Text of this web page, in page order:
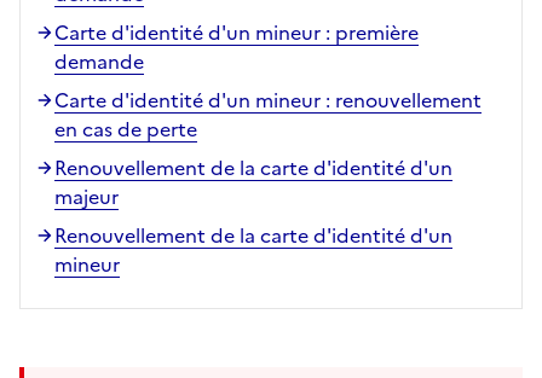
Carte d'identité d'un mineur : première
demande
Carte d'identité d'un mineur : renouvellement
en cas de perte
Renouvellement de la carte d'identité d'un
majeur
Renouvellement de la carte d'identité d'un
mineur